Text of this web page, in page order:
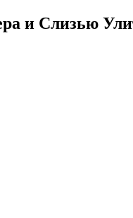
и Слизью